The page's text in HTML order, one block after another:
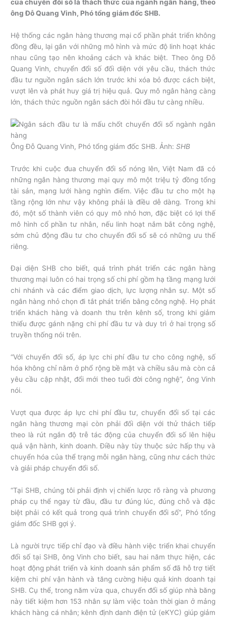
của chuyển đổi số là thách thức của ngành ngân hàng, theo
ông Đỗ Quang Vinh, Phó tổng giám đốc SHB.
Hệ thống các ngân hàng thương mại cổ phần phát triển không
đồng đều, lại gắn với những mô hình và mức độ linh hoạt khác
nhau cũng tạo nên khoảng cách và khác biệt. Theo ông Đỗ
Quang Vinh, chuyển đổi số đối diện với yêu cầu, thách thức
đầu tư nguồn ngân sách lớn trước khi xóa bỏ được cách biệt,
vượt lên và phát huy giá trị hiệu quả. Quy mô ngân hàng càng
lớn, thách thức nguồn ngân sách đòi hỏi đầu tư càng nhiều.
Ông Đỗ Quang Vinh, Phó tổng giám đốc SHB. Ảnh:SHB
Trước khi cuộc đua chuyển đổi số nóng lên, Việt Nam đã có
những ngân hàng thương mại quy mô một triệu tỷ đồng tổng
tài sản, mạng lưới hàng nghìn điểm. Việc đầu tư cho một hạ
tầng rộng lớn như vậy không phải là điều dễ dàng. Trong khi
đó, một số thành viên có quy mô nhỏ hơn, đặc biệt có lợi thế
mô hình cổ phần tư nhân, nếu linh hoạt nắm bắt công nghệ,
sớm chủ động đầu tư cho chuyển đổi số sẽ có những ưu thế
riêng.
Đại diện SHB cho biết, quá trình phát triển các ngân hàng
thương mại luôn có hai trọng số chi phí gồm hạ tầng mạng lưới
chi nhánh và các điểm giao dịch, lực lượng nhân sự. Một số
ngân hàng nhỏ chọn đi tắt phát triển bằng công nghệ. Họ phát
triển khách hàng và doanh thu trên kênh số, trong khi giảm
thiểu được gánh nặng chi phí đầu tư và duy trì ở hai trọng số
truyền thống nói trên.
“Với chuyển đổi số, áp lực chi phí đầu tư cho công nghệ, số
hóa không chỉ nằm ở phổ rộng bề mặt và chiều sâu mà còn cả
yêu cầu cập nhật, đổi mới theo tuổi đời công nghệ”, ông Vinh
nói.
Vượt qua được áp lực chi phí đầu tư, chuyển đổi số tại các
ngân hàng thương mại còn phải đối diện với thử thách tiếp
theo là rút ngắn độ trễ tác động của chuyển đổi số lên hiệu
quả vận hành, kinh doanh. Điều này tùy thuộc sức hấp thụ và
chuyển hóa của thể trạng mỗi ngân hàng, cũng như cách thức
và giải pháp chuyển đổi số.
“Tại SHB, chúng tôi phải định vị chiến lược rõ ràng và phương
pháp cụ thể ngay từ đầu, đầu tư đúng lúc, đúng chỗ và đặc
biệt phải có kết quả trong quá trình chuyển đổi số”, Phó tổng
giám đốc SHB gợi ý.
Là người trực tiếp chỉ đạo và điều hành việc triển khai chuyển
đổi số tại SHB, ông Vinh cho biết, sau hai năm thực hiện, các
hoạt động phát triển và kinh doanh sản phẩm số đã hỗ trợ tiết
kiệm chi phí vận hành và tăng cường hiệu quả kinh doanh tại
SHB. Cụ thể, trong năm vừa qua, chuyển đổi số giúp nhà băng
này tiết kiệm hơn 153 nhân sự làm việc toàn thời gian ở mảng
khách hàng cá nhân; kênh định danh điện tử (eKYC) giúp giảm